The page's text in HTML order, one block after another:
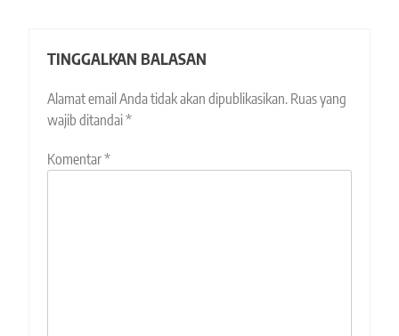
TINGGALKAN BALASAN
Alamat email Anda tidak akan dipublikasikan. Ruas yang
wajib ditandai*
Komentar*